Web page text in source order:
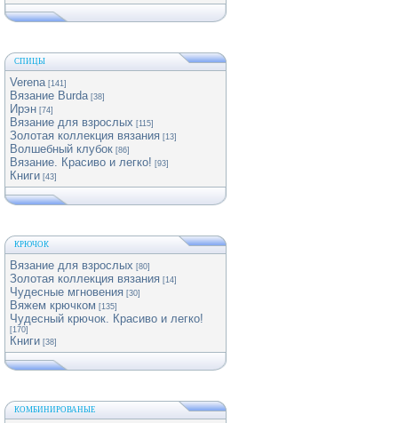
СПИЦЫ
Verena [141]
Вязание Burda [38]
Ирэн [74]
Вязание для взрослых [115]
Золотая коллекция вязания [13]
Волшебный клубок [86]
Вязание. Красиво и легко! [93]
Книги [43]
КРЮЧОК
Вязание для взрослых [80]
Золотая коллекция вязания [14]
Чудесные мгновения [30]
Вяжем крючком [135]
Чудесный крючок. Красиво и легко!
[170]
Книги [38]
КОМБИНИРОВАНЫЕ